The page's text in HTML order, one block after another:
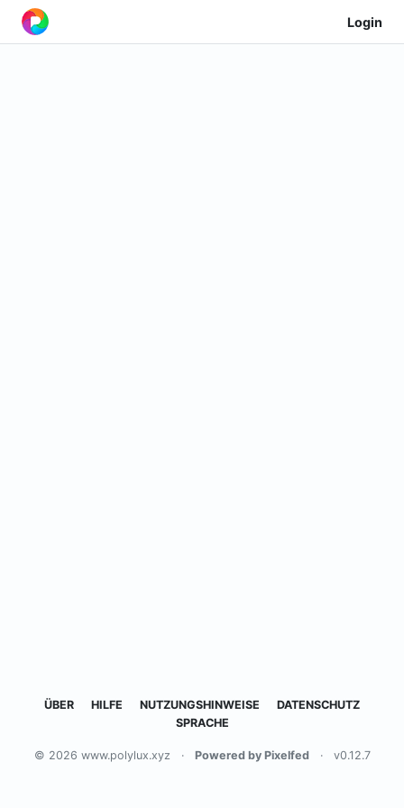
Login
ÜBER HILFE NUTZUNGSHINWEISE
DATENSCHUTZ
SPRACHE
© 2026 www.polylux.xyz · Powered by Pixelfed · v0.12.7